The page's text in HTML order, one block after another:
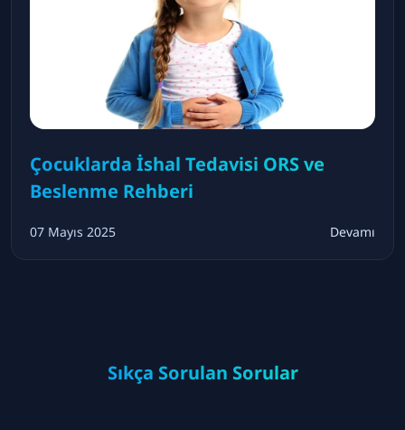
Çocuklarda İshal Tedavisi ORS ve
Beslenme Rehberi
07 Mayıs 2025 Devamı
Sıkça Sorulan Sorular